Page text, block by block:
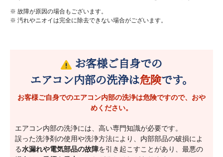
※ 故障が原因の場合もございます。
※ 汚れやニオイは完全に除去できない場合がございます。
お客様ご自身での
エアコン内部の洗浄は危険です。
お客様ご自身でのエアコン内部の洗浄は危険ですので、おや
めください。
エアコン内部の洗浄には、高い専門知識が必要です。
誤った洗浄剤の使用や洗浄方法により、内部部品の破損によ
る水漏れや電気部品の故障を引き起こすことがあり、最悪の